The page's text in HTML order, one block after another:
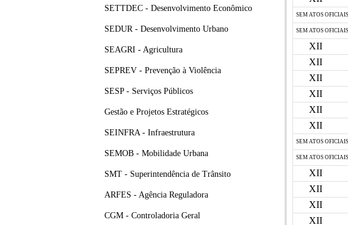
SETTDEC - Desenvolvimento Econômico
SEDUR - Desenvolvimento Urbano
SEAGRI - Agricultura
SEPREV - Prevenção à Violência
SESP - Serviços Públicos
Gestão e Projetos Estratégicos
SEINFRA - Infraestrutura
SEMOB - Mobilidade Urbana
SMT - Superintendência de Trânsito
ARFES - Agência Reguladora
CGM - Controladoria Geral
SEM ATOS
SEM ATOS
XII
XII
XII
XII
XII
XII
SEM ATOS
SEM ATOS
XII
XII
XII
XII